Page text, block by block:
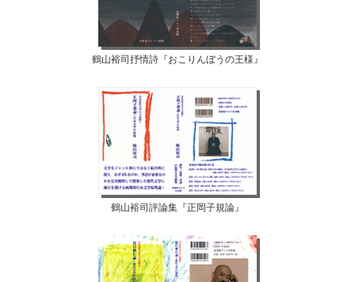
鶴山裕司抒情詩『おこりんぼうの王様』
鶴山裕司評論集『正岡子規論』